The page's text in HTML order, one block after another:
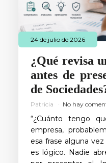
24 de julio de 2026
¿Qué revisa
antes de
de
Patricia No hay
“¿Cuánto tengo
empresa,
esa frase alguna
es lógico. Nadie